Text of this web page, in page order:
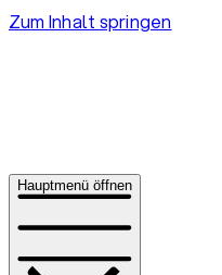
Zum Inhalt springen
Hauptmenü öffnen